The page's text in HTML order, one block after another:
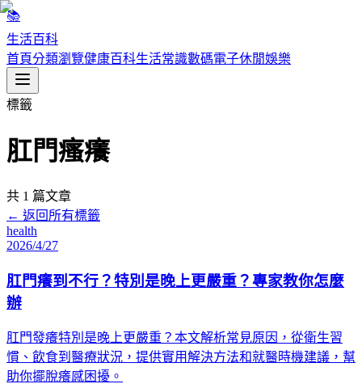
📚
生活百科
首頁分類瀏覽健康百科生活常識數碼電子休閒娛樂
標籤
肛門瘙癢
共 1 篇文章
← 返回所有標籤
health
2026/4/27
肛門癢到不行？特別是晚上更嚴重？專家教你怎麼
辦
肛門發癢特別是晚上更嚴重？本文解析常見原因，從衛生習
慣、飲食到醫療狀況，提供實用解決方法和就醫時機建議，幫
助你擺脫癢感困擾。